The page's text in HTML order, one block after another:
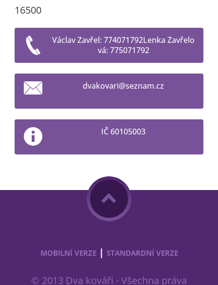
16500
Václav Zavřel: 774071792Lenka Zavřelo
vá: 775071792
dvakovari@seznam.cz
IČ 60105003
MOBILNÍ VERZE | STANDARDNÍ VERZE
© 2013 Dva kováři - Všechna práva